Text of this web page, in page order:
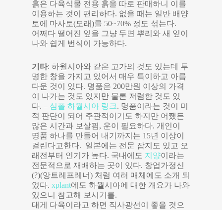
흙은 다육식물 전용 흙을 따로 판매하니 이를
이용하는 것이 편리하다. 없을 때는 일반 배양
토에 마사토(모래)를 50~70% 정도 섞는다.
어쩌다 떨어진 잎을 그냥 두면 뿌리와 새 잎이
나와 쉽게 번식이 가능하다.
기타: 하월시아와 같은 고가의 것도 있는데 투
명한 창을 가지고 있어서 매우 특이하고 아름
다운 것이 있다. 명품은 200만원 이상의 가격
이 나가는 것도 있지만 물론 저렴한 것도 있
다. – 심폴 하월시아 링크. 명품이라는 것이 미
적 판단이 되어 주관적이기도 하지만 어쨌든
많은 시간과 보살핌, 운이 필요하다. 개인이
명품 하나를 만들어 내기까지는 15년 이상이
걸린다고한다. 일본에는 전문 잡지도 있고 오
래전부터 인기가 높다. 국내에도 지양이라는
전문적으로 재배하는 곳이 있다. 창업가정신
(?)(앙트레프레너) 처럼 여러 매체에도 소개 되
었다.xplant에도 하월시아에 대한 개요가 나와
있으니 참고해 보시기를.
대게 다육이라고 하면 직사광선이 좋을 것으